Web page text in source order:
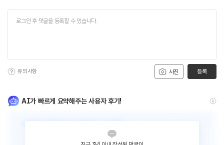
사진
유의사항 등록
AI가 빠르게 요약해주는 사용자 후기!